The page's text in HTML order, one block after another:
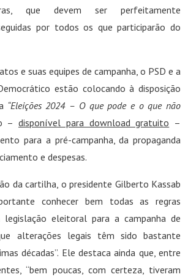
que devem ser perfeitamente
por todos os que participarão do
e suas equipes de campanha, o PSD e a
estão colocando à disposição
“Eleições 2024 – O que pode e o que não
– disponível para download gratuito –
para a pré-campanha, da propaganda
e despesas.
da cartilha, o presidente Gilberto Kassab
conhecer bem todas as regras
legislação eleitoral para a campanha de
alterações legais têm sido bastante
décadas”. Ele destaca ainda que, entre
“bem poucas, com certeza, tiveram